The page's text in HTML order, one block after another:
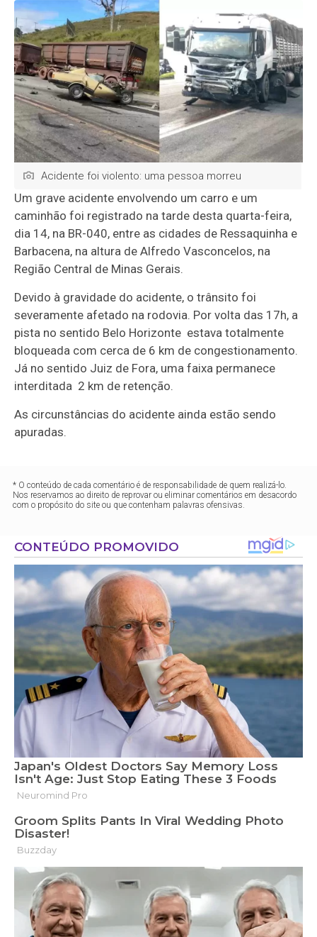
Acidente foi violento: uma pessoa morreu
Um grave acidente envolvendo um carro e um
caminhão foi registrado na tarde desta quarta-feira,
dia 14, na BR-040, entre as cidades de Ressaquinha e
Barbacena, na altura de Alfredo Vasconcelos, na
Região Central de Minas Gerais.
Devido à gravidade do acidente, o trânsito foi
severamente afetado na rodovia. Por volta das 17h, a
pista no sentido Belo Horizonte estava totalmente
bloqueada com cerca de 6 km de congestionamento.
Já no sentido Juiz de Fora, uma faixa permanece
interditada 2 km de retenção.
As circunstâncias do acidente ainda estão sendo
apuradas.
* O conteúdo de cada comentário é de responsabilidade de quem realizá-lo.
Nos reservamos ao direito de reprovar ou eliminar comentários em desacordo
com o propósito do site ou que contenham palavras ofensivas.